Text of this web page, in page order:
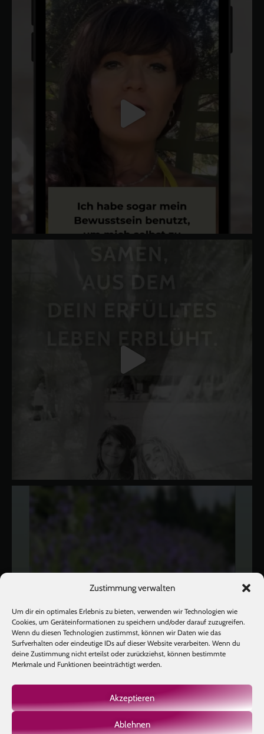
Zustimmung verwalten
Um dir ein optimales Erlebnis zu bieten, verwenden wir Technologien wie
Cookies, um Geräteinformationen zu speichern und/oder darauf zuzugreifen.
Wenn du diesen Technologien zustimmst, können wir Daten wie das
Surfverhalten oder eindeutige IDs auf dieser Website verarbeiten. Wenn du
deine Zustimmung nicht erteilst oder zurückziehst, können bestimmte
Merkmale und Funktionen beeinträchtigt werden.
Akzeptieren
Ablehnen